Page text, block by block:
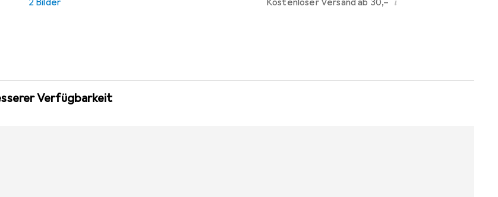
2 Bilder Kostenloser Versand ab 30,–
Verfügbarkeit